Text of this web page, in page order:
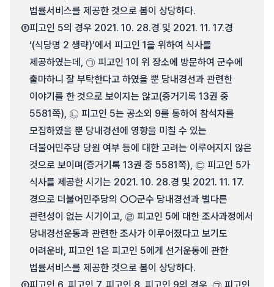
법률서비스를 제공한 것으로 봄이 상당하다.
⑧피고인 5의 경우 2021. 10. 28.경 및 2021. 11. 17.경
‘(식당명 2 생략)’에서 피고인 1을 위하여 식사를
제공하였는데, ㉠ 피고인 1이 위 장소에 방문하여 군수에
출마하니 잘 부탁한다고 하였을 뿐 당내경선과 관련한
이야기를 한 것으로 보이지는 않고(증거기록 13권 중
5581쪽), ㉡ 피고인 5는 공소외 9를 통하여 참석자를
모집하였을 뿐 당내경선에 영향을 미칠 수 있는
더불어민주당 당원 여부 등에 대한 고려는 이루어지지 않은
것으로 보이며(증거기록 13권 중 5581쪽), ㉢ 피고인 5가
식사를 제공한 시기는 2021. 10. 28.경 및 2021. 11. 17.
경으로 더불어민주당의 ○○군수 당내경선과 별다른
관련성이 없는 시기이고, ㉣ 피고인 5에 대한 조사과정에서
당내경선운동과 관련한 조사가 이루어졌다고 보기도
어려운바, 피고인 1은 피고인 5에게 선거운동에 관한
법률서비스를 제공한 것으로 봄이 상당하다.